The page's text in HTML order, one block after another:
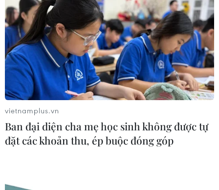
Nứt núi, Thanh Hóa sơ tán khẩn cấp
nhiều hộ dân
07/08/2026 13:17
Cảnh báo lũ trên lưu vực sông Thao
tại trạm Yên Bái
07/08/2026 11:51
07/08/2026 11:24
vietnamplus.vn
Ban đại diện cha mẹ học sinh không được tự
đặt các khoản thu, ép buộc đóng góp